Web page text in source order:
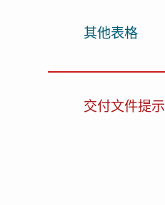
其他表格
交付文件提示